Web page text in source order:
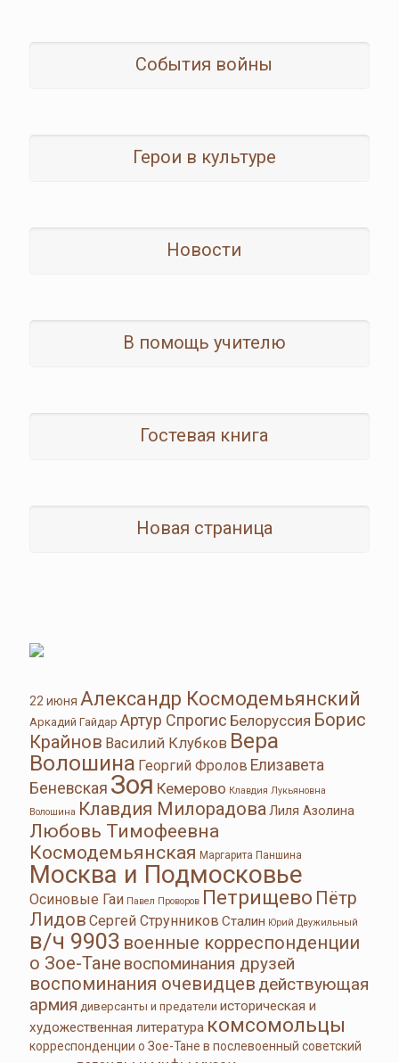
События войны
Герои в культуре
Новости
В помощь учителю
Гостевая книга
Новая страница
22 июня Александр Космодемьянский
Аркадий Гайдар Артур Спрогис Белоруссия Борис
Крайнов Василий Клубков Вера
Волошина Георгий Фролов Елизавета
Беневская Зоя Кемерово Клавдия Лукьяновна
Волошина Клавдия МилорадоваЛиля Азолина
Любовь Тимофеевна
Космодемьянская Маргарита Паншина
Москва и Подмосковье
Осиновые Гаи Павел Проворов Петрищево Пётр
Лидов Сергей Струнников Сталин Юрий Двужильный
в/ч 9903 военные корреспонденции
о Зое-Тане воспоминания друзей
воспоминания очевидцев действующая
армия диверсанты и предатели историческая и
художественная литература комсомольцы
корреспонденции о Зое-Тане в послевоенный советский